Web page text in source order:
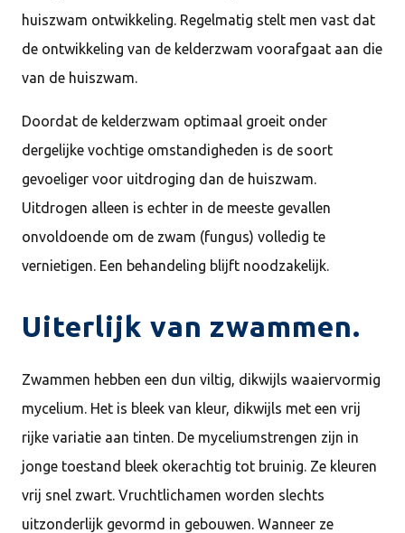
huiszwam ontwikkeling. Regelmatig stelt men vast dat
de ontwikkeling van de kelderzwam voorafgaat aan die
van de huiszwam.
Doordat de kelderzwam optimaal groeit onder
dergelijke vochtige omstandigheden is de soort
gevoeliger voor uitdroging dan de huiszwam.
Uitdrogen alleen is echter in de meeste gevallen
onvoldoende om de zwam (fungus) volledig te
vernietigen. Een behandeling blijft noodzakelijk.
Uiterlijk van zwammen.
Zwammen hebben een dun viltig, dikwijls waaiervormig
mycelium. Het is bleek van kleur, dikwijls met een vrij
rijke variatie aan tinten. De myceliumstrengen zijn in
jonge toestand bleek okerachtig tot bruinig. Ze kleuren
vrij snel zwart. Vruchtlichamen worden slechts
uitzonderlijk gevormd in gebouwen. Wanneer ze